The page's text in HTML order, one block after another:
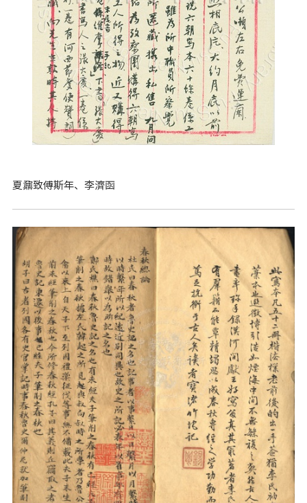
夏鼐致傅斯年、李濟函